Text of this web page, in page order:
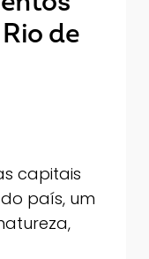
de
capitais
país, um